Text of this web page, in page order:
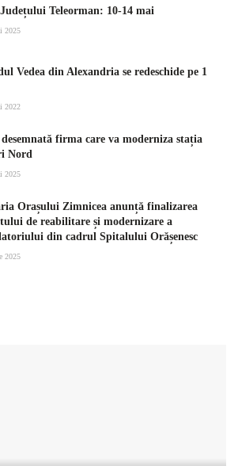
Teleorman: 10-14 mai
2025
Vedea din Alexandria se redeschide pe 1
2022
firma care va moderniza stația
Nord
2025
Orașului Zimnicea anunță finalizarea
de reabilitare și modernizare a
din cadrul Spitalului Orășenesc
2025